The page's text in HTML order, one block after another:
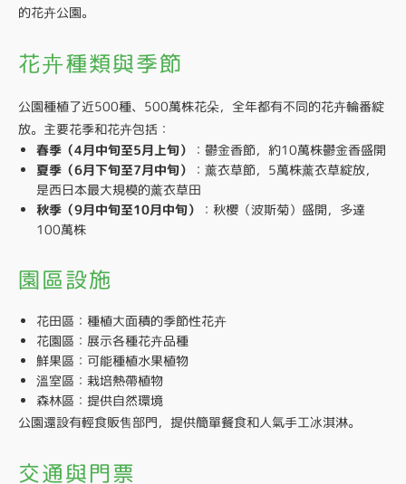
的花卉公園。
花卉種類與季節
公園種植了近500種、500萬株花朵，全年都有不同的花卉輪番綻
放。主要花季和花卉包括：
春季（4月中旬至5月上旬）
：鬱金香節，約10萬株鬱金香盛開
夏季（6月下旬至7月中旬）
：薰衣草節，5萬株薰衣草綻放，
是西日本最大規模的薰衣草田
秋季（9月中旬至10月中旬）
：秋櫻（波斯菊）盛開，多達
100萬株
園區設施
花田區：種植大面積的季節性花卉
花園區：展示各種花卉品種
鮮果區：可能種植水果植物
溫室區：栽培熱帶植物
森林區：提供自然環境
公園還設有輕食販售部門，提供簡單餐食和人氣手工冰淇淋。
交通與門票